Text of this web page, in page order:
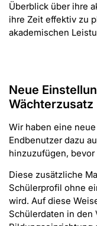
Überblick über ihre
ihre Zeit effektiv zu
akademischen
Neue
Wächterzusatz
Wir haben eine
Endbenutzer dazu
hinzuzufügen,
Diese zusätzliche
Schülerprofil ohne
wird. Auf diese
Schülerdaten in den